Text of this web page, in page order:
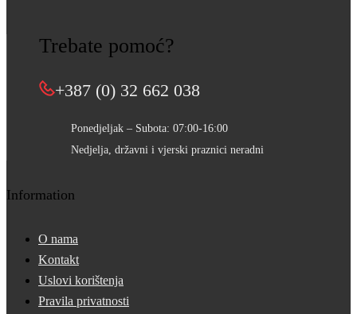
Trebate pomoć?
+387 (0) 32 662 038
Ponedjeljak – Subota: 07:00-16:00
Nedjelja, državni i vjerski praznici neradni
Information
O nama
Kontakt
Uslovi korištenja
Pravila privatnosti